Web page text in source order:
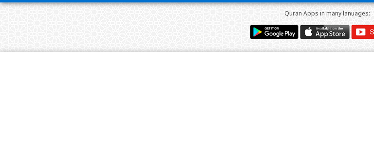
Quran Apps in many lanuages: